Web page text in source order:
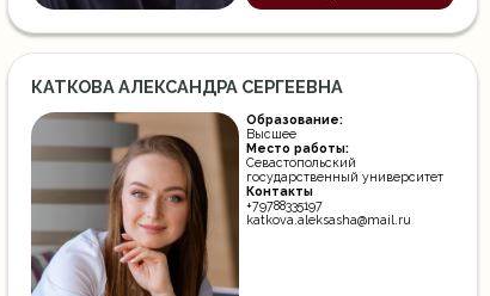
КАТКОВА АЛЕКСАНДРА СЕРГЕЕВНА
Образование:
Высшее
Место работы:
Севастопольский
государственный университет
Контакты
+79788335197
katkova.aleksasha@mail.ru